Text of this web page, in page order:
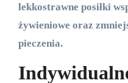
lekkostrawne posiłki
żywieniowe oraz
pieczenia.